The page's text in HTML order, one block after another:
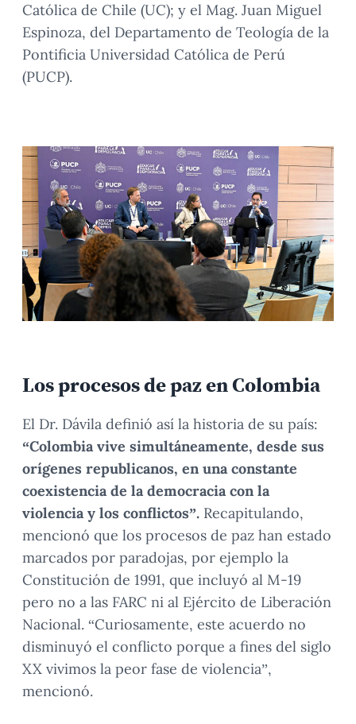
Católica de Chile (UC); y el Mag. Juan Miguel
Espinoza, del Departamento de Teología de la
Pontificia Universidad Católica de Perú
(PUCP).
Los procesos de paz en Colombia
El Dr. Dávila definió así la historia de su país:
“Colombia vive simultáneamente, desde sus
orígenes republicanos, en una constante
coexistencia de la democracia con la
violencia y los conflictos”. Recapitulando,
mencionó que los procesos de paz han estado
marcados por paradojas, por ejemplo la
Constitución de 1991, que incluyó al M-19
pero no a las FARC ni al Ejército de Liberación
Nacional. “Curiosamente, este acuerdo no
disminuyó el conflicto porque a fines del siglo
XX vivimos la peor fase de violencia”,
mencionó.